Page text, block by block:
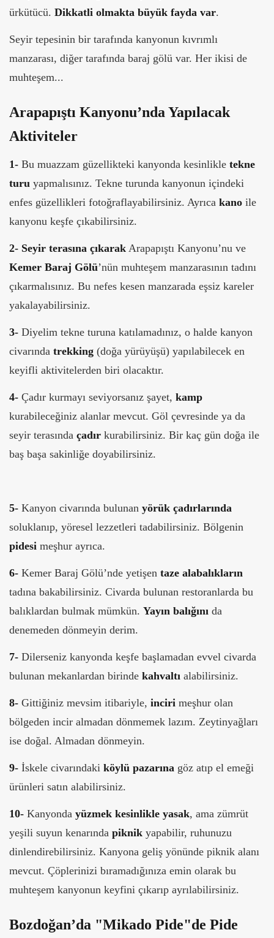
ürkütücü. Dikkatli olmakta büyük fayda var.
Seyir tepesinin bir tarafında kanyonun kıvrımlı
manzarası, diğer tarafında baraj gölü var. Her ikisi de
muhteşem...
Arapapıştı Kanyonu’nda Yapılacak
Aktiviteler
1- Bu muazzam güzellikteki kanyonda kesinlikle tekne
turu yapmalısınız. Tekne turunda kanyonun içindeki
enfes güzellikleri fotoğraflayabilirsiniz. Ayrıca kano ile
kanyonu keşfe çıkabilirsiniz.
2- Seyir terasına çıkarak Arapapıştı Kanyonu’nu ve
Kemer Baraj Gölü’nün muhteşem manzarasının tadını
çıkarmalısınız. Bu nefes kesen manzarada eşsiz kareler
yakalayabilirsiniz.
3- Diyelim tekne turuna katılamadınız, o halde kanyon
civarında trekking (doğa yürüyüşü) yapılabilecek en
keyifli aktivitelerden biri olacaktır.
4- Çadır kurmayı seviyorsanız şayet, kamp
kurabileceğiniz alanlar mevcut. Göl çevresinde ya da
seyir terasında çadır kurabilirsiniz. Bir kaç gün doğa ile
baş başa sakinliğe doyabilirsiniz.
5- Kanyon civarında bulunan yörük çadırlarında
soluklanıp, yöresel lezzetleri tadabilirsiniz. Bölgenin
pidesi meşhur ayrıca.
6- Kemer Baraj Gölü’nde yetişen taze alabalıkların
tadına bakabilirsiniz. Civarda bulunan restoranlarda bu
balıklardan bulmak mümkün. Yayın balığını da
denemeden dönmeyin derim.
7- Dilerseniz kanyonda keşfe başlamadan evvel civarda
bulunan mekanlardan birinde kahvaltı alabilirsiniz.
8- Gittiğiniz mevsim itibariyle, inciri meşhur olan
bölgeden incir almadan dönmemek lazım. Zeytinyağları
ise doğal. Almadan dönmeyin.
9- İskele civarındaki köylü pazarına göz atıp el emeği
ürünleri satın alabilirsiniz.
10- Kanyonda yüzmek kesinlikle yasak, ama zümrüt
yeşili suyun kenarında piknik yapabilir, ruhunuzu
dinlendirebilirsiniz. Kanyona geliş yönünde piknik alanı
mevcut. Çöplerinizi bıramadığınıza emin olarak bu
muhteşem kanyonun keyfini çıkarıp ayrılabilirsiniz.
Bozdoğan’da "Mikado Pide"de Pide